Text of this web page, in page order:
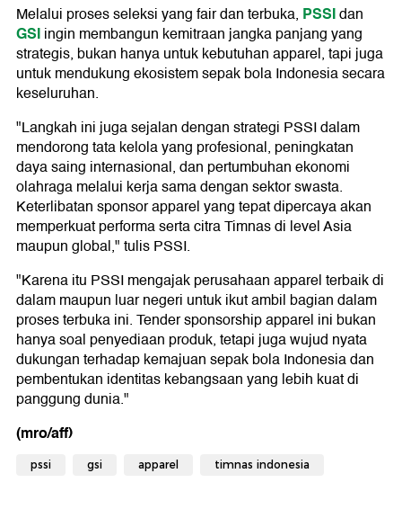
Melalui proses seleksi yang fair dan terbuka, PSSIdan
GSIingin membangun kemitraan jangka panjang yang
strategis, bukan hanya untuk kebutuhan apparel, tapi juga
untuk mendukung ekosistem sepak bola Indonesia secara
keseluruhan.
"Langkah ini juga sejalan dengan strategi PSSI dalam
mendorong tata kelola yang profesional, peningkatan
daya saing internasional, dan pertumbuhan ekonomi
olahraga melalui kerja sama dengan sektor swasta.
Keterlibatan sponsor apparel yang tepat dipercaya akan
memperkuat performa serta citra Timnas di level Asia
maupun global," tulis PSSI.
"Karena itu PSSI mengajak perusahaan apparel terbaik di
dalam maupun luar negeri untuk ikut ambil bagian dalam
proses terbuka ini. Tender sponsorship apparel ini bukan
hanya soal penyediaan produk, tetapi juga wujud nyata
dukungan terhadap kemajuan sepak bola Indonesia dan
pembentukan identitas kebangsaan yang lebih kuat di
panggung dunia."
(mro/aff)
pssi gsi apparel timnas indonesia